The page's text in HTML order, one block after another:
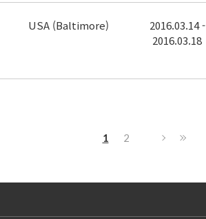
USA (Baltimore)
2016.03.14 -
2016.03.18
1 2